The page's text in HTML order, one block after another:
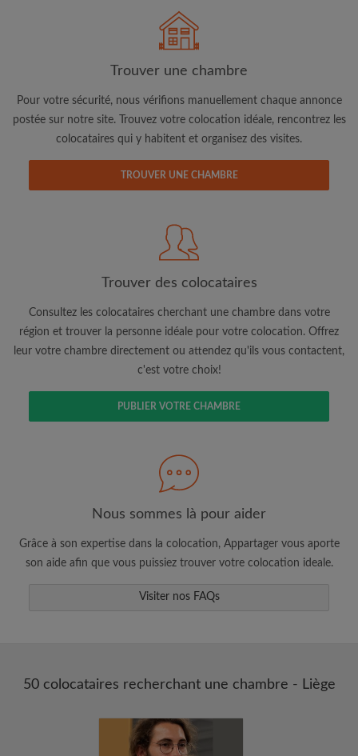
Adresse email
J'ai lu, compris et accepte les Conditions d'utilisation
CRÉER PROFIL
jour du compte par e-mail
Consultez les chambres et les profils des
Sauvegardez vos recherches
annonce correspondant à vos critères
Faites vos demandes de visites
Faites part aux propriétaires et aux
Trouver une chambre
Pour votre sécurité, nous vérifions manuellement chaque annonce
postée sur notre site. Trouvez votre colocation idéale, rencontrez les
colocataires qui y habitent et organisez des visites.
TROUVER UNE CHAMBRE
Trouver des colocataires
Consultez les colocataires cherchant une chambre dans votre
région et trouver la personne idéale pour votre colocation. Offrez
leur votre chambre directement ou attendez qu'ils vous contactent,
c'est votre choix!
PUBLIER VOTRE CHAMBRE
Nous sommes là pour aider
Grâce à son expertise dans la colocation, Appartager vous aporte
son aide afin que vous puissiez trouver votre colocation ideale.
Visiter nos FAQs
50 colocataires recherchant une chambre - Liège